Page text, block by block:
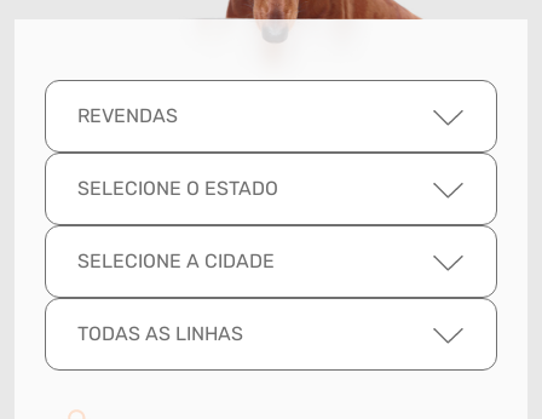
REVENDAS
SELECIONE O ESTADO
SELECIONE A CIDADE
TODAS AS LINHAS